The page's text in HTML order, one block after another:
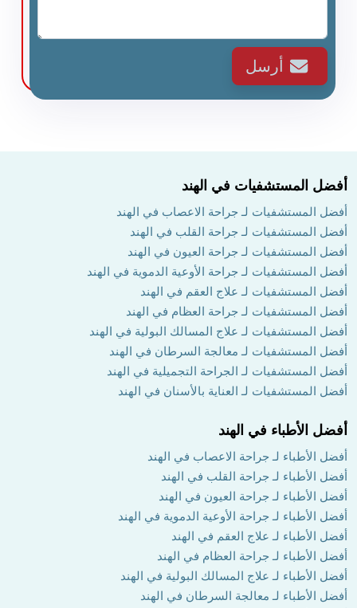
أرسل
أفضل المستشفيات في الهند
أفضل المستشفيات لـ جراحة الاعصاب في الهند
أفضل المستشفيات لـ جراحة القلب في الهند
أفضل المستشفيات لـ جراحة العيون في الهند
أفضل المستشفيات لـ جراحة الأوعية الدموية في الهند
أفضل المستشفيات لـ علاج العقم في الهند
أفضل المستشفيات لـ جراحة العظام في الهند
أفضل المستشفيات لـ علاج المسالك البولية في الهند
أفضل المستشفيات لـ معالجة السرطان في الهند
أفضل المستشفيات لـ الجراحة التجميلية في الهند
أفضل المستشفيات لـ العناية بالأسنان في الهند
أفضل الأطباء في الهند
أفضل الأطباء لـ جراحة الاعصاب في الهند
أفضل الأطباء لـ جراحة القلب في الهند
أفضل الأطباء لـ جراحة العيون في الهند
أفضل الأطباء لـ جراحة الأوعية الدموية في الهند
أفضل الأطباء لـ علاج العقم في الهند
أفضل الأطباء لـ جراحة العظام في الهند
أفضل الأطباء لـ علاج المسالك البولية في الهند
أفضل الأطباء لـ معالجة السرطان في الهند